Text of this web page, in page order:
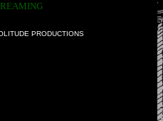
PRODUCTIONS